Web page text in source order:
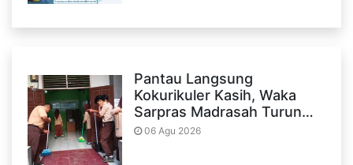
Pantau Langsung
Kokurikuler Kasih, Waka
Sarpras Madrasah Turun…
06 Agu 2026